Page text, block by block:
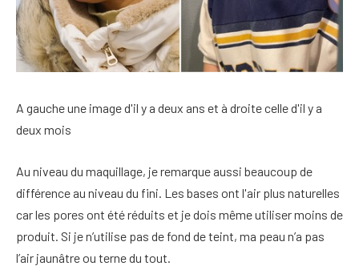
A gauche une image d'il y a deux ans et à droite celle d'il y a
deux mois
Au niveau du maquillage, je remarque aussi beaucoup de
différence au niveau du fini. Les bases ont l'air plus naturelles
car les pores ont été réduits et je dois même utiliser moins de
produit. Si je n’utilise pas de fond de teint, ma peau n’a pas
l’air jaunâtre ou terne du tout.